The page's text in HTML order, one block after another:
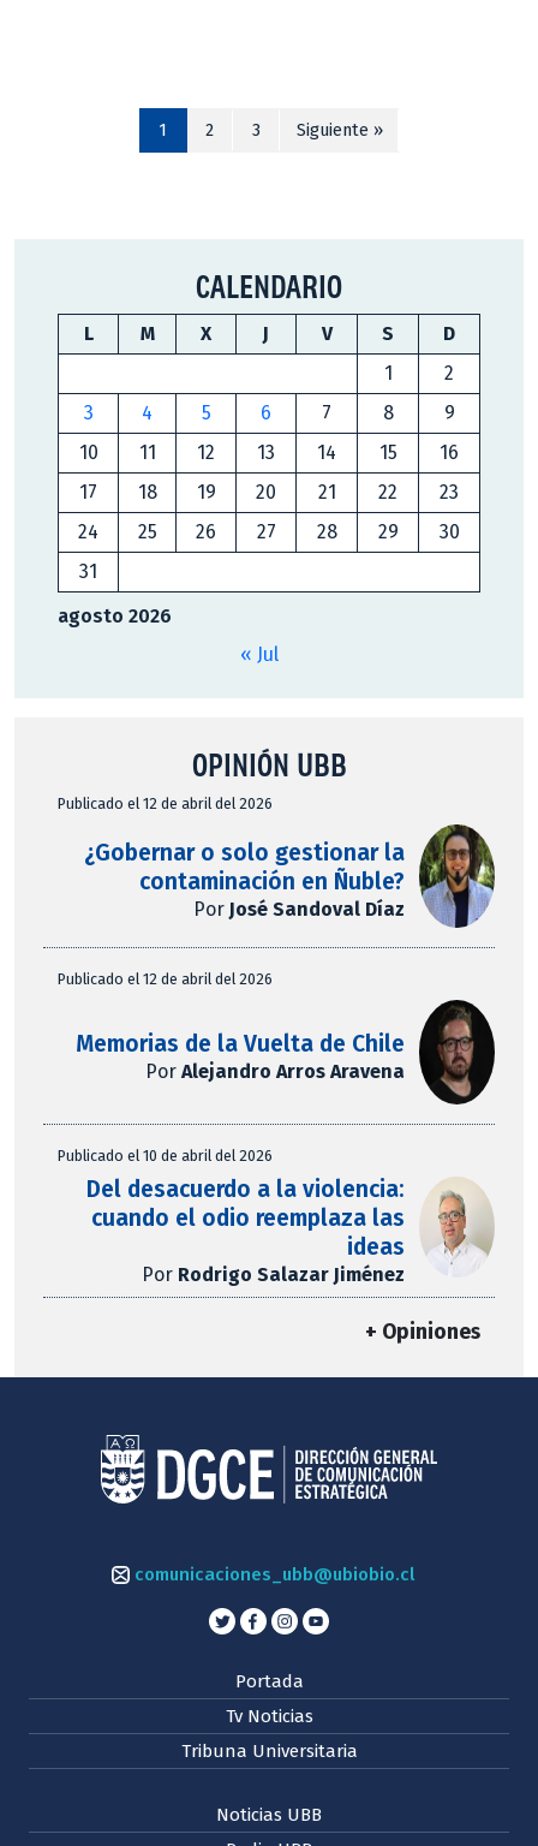
1 2 3 Siguiente »
CALENDARIO
agosto 2026
L M X J V S
D
1
2
3
4 5 6 7 8
9
10
11 12 13 14 15
16
17
18 19 20 21 22
23
24
25 26 27 28 29
30
31
« Jul
OPINIÓN UBB
Publicado el 12 de abril del 2026
¿Gobernar o solo gestionar la
contaminación en Ñuble?
Por José Sandoval Díaz
Publicado el 12 de abril del 2026
Memorias de la Vuelta de Chile
PorAlejandro Arros Aravena
Publicado el 10 de abril del 2026
Del desacuerdo a la violencia:
cuando el odio reemplaza las
ideas
Por Rodrigo Salazar Jiménez
+ Opiniones
comunicaciones_ubb@ubiobio.cl
Portada
Tv Noticias
Tribuna Universitaria
Noticias UBB